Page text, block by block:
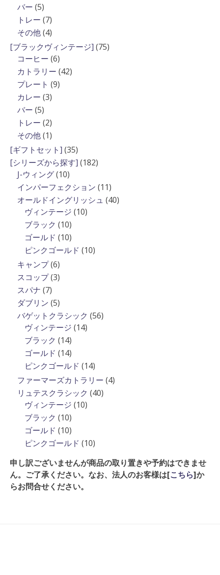
の
商
品
バー 55
個
の
商
品
トレー 77
個
の
商
品
その他 44
個
の
品
[ブラックヴィンテージ] 7575
コーヒー 66
個
の
カトラリー 4242
プレート 99
カレー 33
の
商
バー 55
個
の
品
トレー 22
個
の
商
品
その他 11
個
の
商
品
[ギフトセット] 3535
個
商
品
[シリーズから探す] 182182
の
商
J-ウィング 1010
個
の
商
品
インパーフェクション 1111
個
オールドイングリッシュ 4040
ヴィンテージ 1010
商
ブラック 1010
個
の
ゴールド 1010
個
ピンクゴールド 1010
キャンプ 66
個
商
品
スコップ 33
の
商
スパナ 77
個
の
商
品
ダブリン 55
個
の
商
品
バゲットクラシック 5656
ヴィンテージ 1414
商
ブラック 1414
個
の
商
品
ゴールド 1414
個
の
品
ピンクゴールド 1414
個
の
ファーマーズカトラリー 44
リュテスクラシック 4040
ヴィンテージ 1010
商
ブラック 1010
個
の
品
ゴールド 1010
個
商
品
ピンクゴールド 1010
の
商
申し訳ございませんが商品の取り置きや予約はできませ
ん。ご了承ください。なお、法人のお客様は[こちら]か
らお問合せください。